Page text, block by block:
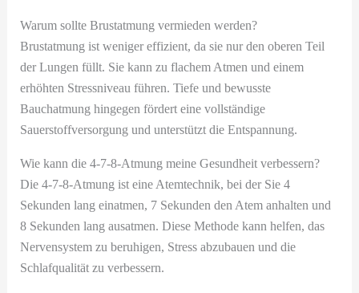
Warum sollte Brustatmung vermieden werden?
Brustatmung ist weniger effizient, da sie nur den oberen Teil
der Lungen füllt. Sie kann zu flachem Atmen und einem
erhöhten Stressniveau führen. Tiefe und bewusste
Bauchatmung hingegen fördert eine vollständige
Sauerstoffversorgung und unterstützt die Entspannung.
Wie kann die 4-7-8-Atmung meine Gesundheit verbessern?
Die 4-7-8-Atmung ist eine Atemtechnik, bei der Sie 4
Sekunden lang einatmen, 7 Sekunden den Atem anhalten und
8 Sekunden lang ausatmen. Diese Methode kann helfen, das
Nervensystem zu beruhigen, Stress abzubauen und die
Schlafqualität zu verbessern.